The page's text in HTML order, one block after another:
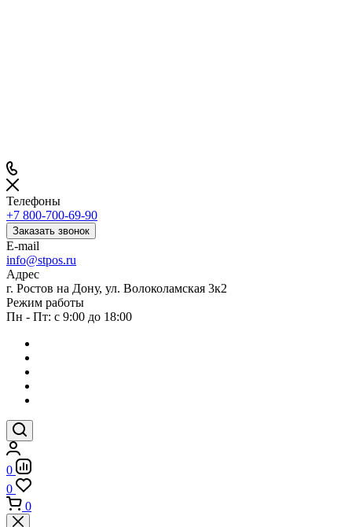
Телефоны
+7 800-700-69-90
Заказать звонок
E-mail
info@stpos.ru
Адрес
г. Ростов на Дону, ул. Волоколамская 3к2
Режим работы
Пн - Пт: с 9:00 до 18:00
0
0
0